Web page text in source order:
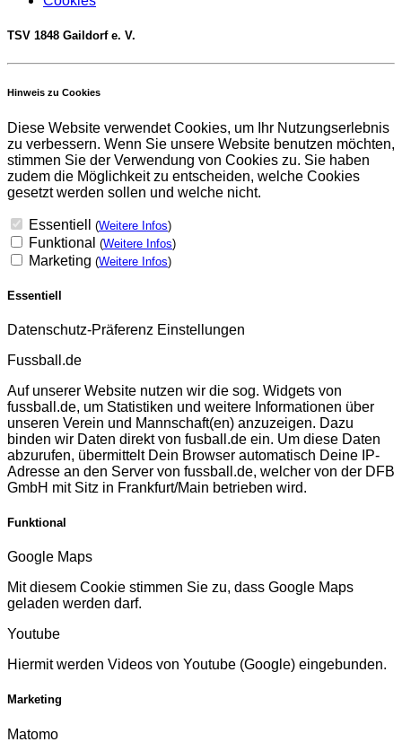
TSV 1848 Gaildorf e. V.
Hinweis zu Cookies
Diese Website verwendet Cookies, um Ihr Nutzungserlebnis
zu verbessern. Wenn Sie unsere Website benutzen möchten,
stimmen Sie der Verwendung von Cookies zu. Sie haben
zudem die Möglichkeit zu entscheiden, welche Cookies
gesetzt werden sollen und welche nicht.
Essentiell (Weitere Infos)
Funktional (Weitere Infos)
Marketing (Weitere Infos)
Essentiell
Datenschutz-Präferenz Einstellungen
Fussball.de
Auf unserer Website nutzen wir die sog. Widgets von
fussball.de, um Statistiken und weitere Informationen über
unseren Verein und Mannschaft(en) anzuzeigen. Dazu
binden wir Daten direkt von fusball.de ein. Um diese Daten
abzurufen, übermittelt Dein Browser automatisch Deine IP-
Adresse an den Server von fussball.de, welcher von der DFB
GmbH mit Sitz in Frankfurt/Main betrieben wird.
Funktional
Google Maps
Mit diesem Cookie stimmen Sie zu, dass Google Maps
geladen werden darf.
Youtube
Hiermit werden Videos von Youtube (Google) eingebunden.
Marketing
Matomo